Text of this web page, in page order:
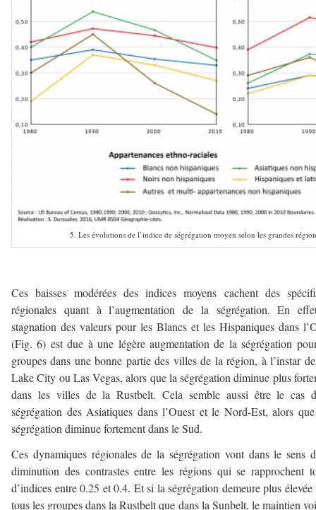
5. Les évolutions de l’indice de ségrégation moyen selon les grandes
Ces baisses modérées des indices moyens cachent des
régionales quant à l’augmentation de la ségrégation. En
stagnation des valeurs pour les Blancs et les Hispaniques dans
(Fig. 6) est due à une légère augmentation de la ségrégation
groupes dans une bonne partie des villes de la région, à l’instar
Lake City ou Las Vegas, alors que la ségrégation diminue plus
dans les villes de la Rustbelt. Cela semble aussi être le cas
ségrégation des Asiatiques dans l’Ouest et le Nord-Est, alors
ségrégation diminue fortement dans le Sud.
Ces dynamiques régionales de la ségrégation vont dans le sens
diminution des contrastes entre les régions qui se rapprochent
d’indices entre 0.25 et 0.4. Et si la ségrégation demeure plus élevée
tous les groupes dans la Rustbelt que dans la Sunbelt, le maintien